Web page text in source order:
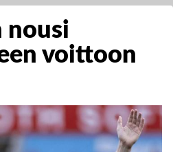
nousi
voittoon